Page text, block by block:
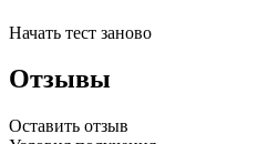
Начать тест заново
Отзывы
Оставить отзыв